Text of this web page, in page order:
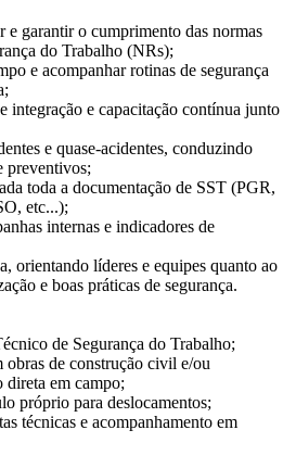
e garantir o cumprimento das normas
do Trabalho (NRs);
e acompanhar rotinas de segurança
integração e capacitação contínua junto
e quase-acidentes, conduzindo
preventivos;
toda a documentação de SST (PGR,
etc...);
internas e indicadores de
orientando líderes e equipes quanto ao
e boas práticas de segurança.
de Segurança do Trabalho;
de construção civil e/ou
direta em campo;
próprio para deslocamentos;
técnicas e acompanhamento em